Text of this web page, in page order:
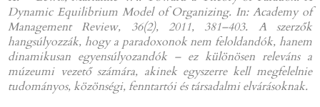
Dynamic Equilibrium Model of Organizing. In: Academy of
Management Review, 36(2), 2011, 381–403. A szerzők
hangsúlyozzák, hogy a paradoxonok nem feloldandók, hanem
dinamikusan egyensúlyozandók – ez különösen releváns a
múzeumi vezető számára, akinek egyszerre kell megfelelnie
tudományos, közönségi, fenntartói és társadalmi elvárásoknak.